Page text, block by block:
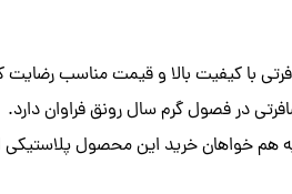
با کیفیت بالا و قیمت مناسب
در فصول گرم سال رونق فراوان دارد.
هم خواهان خرید این محصول پلاستیکی